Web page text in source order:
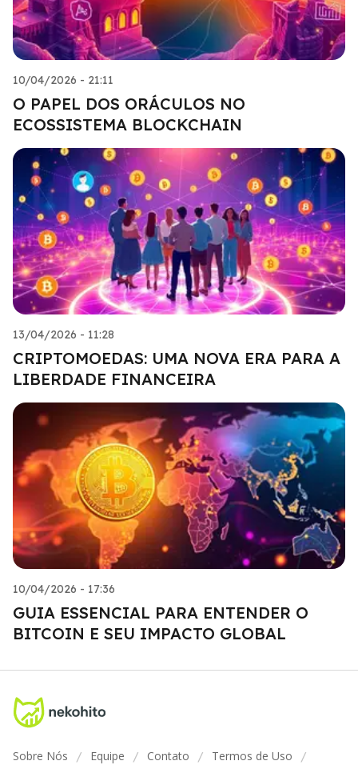
10/04/2026 - 21:11
O PAPEL DOS ORÁCULOS NO
ECOSSISTEMA BLOCKCHAIN
13/04/2026 - 11:28
CRIPTOMOEDAS: UMA NOVA ERA PARA A
LIBERDADE FINANCEIRA
10/04/2026 - 17:36
GUIA ESSENCIAL PARA ENTENDER O
BITCOIN E SEU IMPACTO GLOBAL
Sobre Nós / Equipe / Contato / Termos de Uso /